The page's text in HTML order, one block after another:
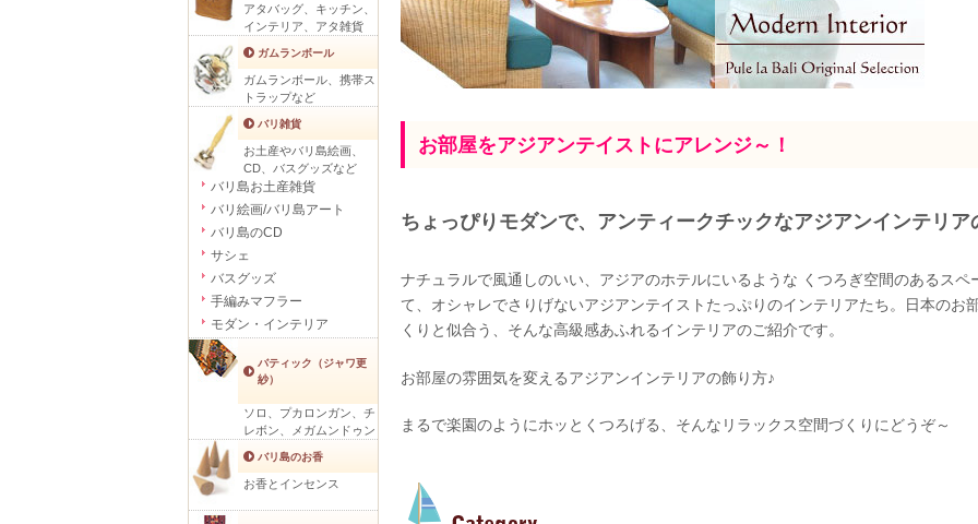
お部屋をアジアンテイストにアレンジ～！
ちょっぴりモダンで、アンティークチックなアジアンインテリア
ナチュラルで風通しのいい、アジアのホテルにいるような くつろぎ空間のあるスペ
て、オシャレでさりげないアジアンテイストたっぷりのインテリアたち。日本のお
くりと似合う、そんな高級感あふれるインテリアのご紹介です。
お部屋の雰囲気を変えるアジアンインテリアの飾り方♪
まるで楽園のようにホッとくつろげる、そんなリラックス空間づくりにどうぞ～
アタバッグ、キッチン、
インテリア、アタ雑貨
ガムランボール
ガムランボール、携帯ス
トラップなど
バリ雑貨
お土産やバリ島絵画、
CD、バスグッズなど
バリ島お土産雑貨
バリ絵画/バリ島アート
バリ島のCD
サシェ
バスグッズ
手編みマフラー
モダン・インテリア
バティック（ジャワ更
紗）
ソロ、プカロンガン、チ
レボン、メガムンドゥン
バリ島のお香
お香とインセンス